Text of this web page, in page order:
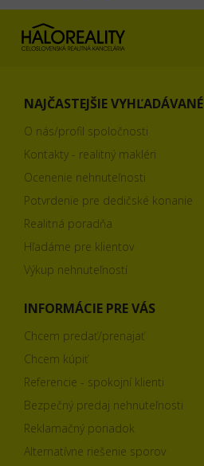
NAJČASTEJŠIE VYHĽADÁVANÉ
O nás/profil spoločnosti
Kontakty - realitný makléri
Ocenenie nehnuteľnosti
Potvrdenie pre dedičské konanie
Realitná poradňa
Hľadáme pre klientov
Výkup nehnuteľností
INFORMÁCIE PRE VÁS
Chcem predať/prenajať
Chcem kúpiť
Referencie - spokojní klienti
Bezpečný predaj nehnuteľnosti
Reklamačný poriadok
Alternatívne riešenie sporov